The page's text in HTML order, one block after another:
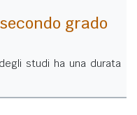
grado
studi ha una durata